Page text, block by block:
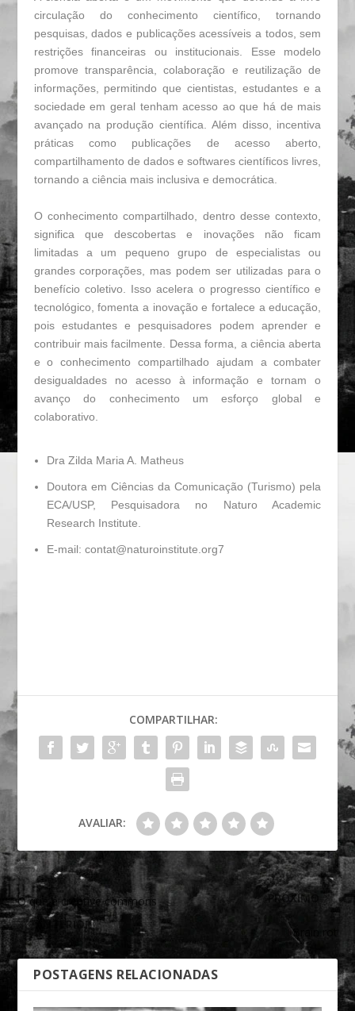
circulação do conhecimento científico, tornando
pesquisas, dados e publicações acessíveis a todos, sem
restrições financeiras ou institucionais. Esse modelo
promove transparência, colaboração e reutilização de
informações, permitindo que cientistas, estudantes e a
sociedade em geral tenham acesso ao que há de mais
avançado na produção científica. Além disso, incentiva
práticas como publicações de acesso aberto,
compartilhamento de dados e softwares científicos livres,
tornando a ciência mais inclusiva e democrática.
O conhecimento compartilhado, dentro desse contexto,
significa que descobertas e inovações não ficam
limitadas a um pequeno grupo de especialistas ou
grandes corporações, mas podem ser utilizadas para o
benefício coletivo. Isso acelera o progresso científico e
tecnológico, fomenta a inovação e fortalece a educação,
pois estudantes e pesquisadores podem aprender e
contribuir mais facilmente. Dessa forma, a ciência aberta
e o conhecimento compartilhado ajudam a combater
desigualdades no acesso à informação e tornam o
avanço do conhecimento um esforço global e
colaborativo.
Dra Zilda Maria A. Matheus
Doutora em Ciências da Comunicação (Turismo) pela
ECA/USP, Pesquisadora no Naturo Academic
Research Institute.
E-mail: contat@naturoinstitute.org7
COMPARTILHAR:
AVALIAR:
O que é creative commons
ANTERIOR
PRÓXIMO
Brain rot
POSTAGENS RELACIONADAS